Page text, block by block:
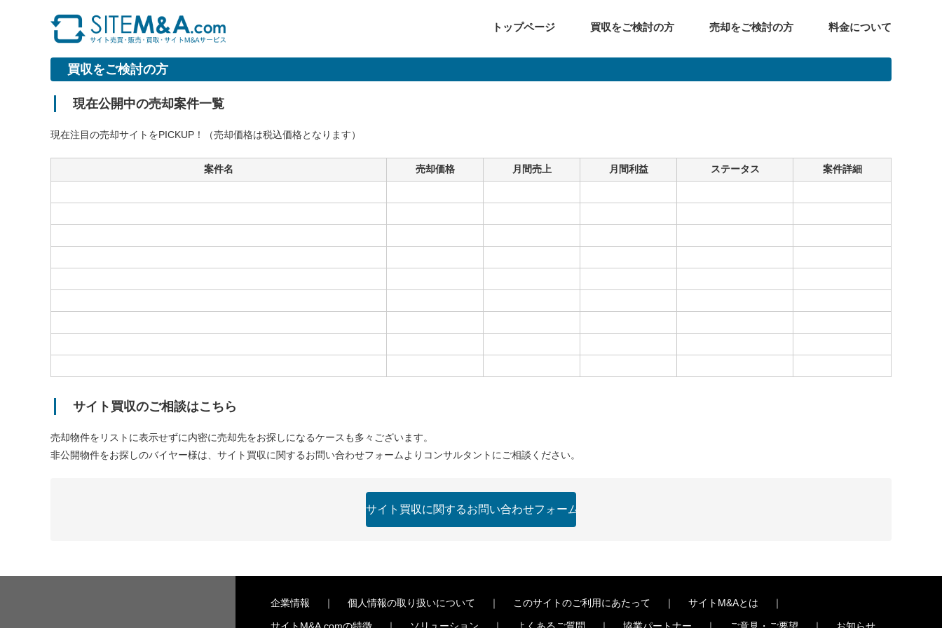
料金について
売却をご検討の方
買収をご検討の方
トップページ
買収をご検討の方
現在公開中の売却案件一覧
現在注目の売却サイトをPICKUP！（売却価格は税込価格となります）
案件名 売却価格 月間売上 月間利益 ステータス 案件詳細
サイト買収のご相談はこちら
売却物件をリストに表示せずに内密に売却先をお探しになるケースも多々ございます。
非公開物件をお探しのバイヤー様は、サイト買収に関するお問い合わせフォームよりコンサルタントにご相談ください。
企業情報 ｜ 個人情報の取り扱いについて ｜ このサイトのご利用にあたって ｜ サイトM&Aとは ｜